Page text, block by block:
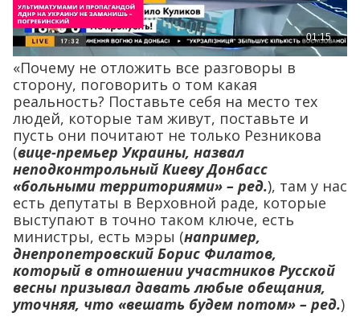
«Почему не отложить все разговоры в
сторону, поговорить о том какая
реальность? Поставьте себя на место тех
людей, которые там живут, поставьте и
пусть они почитают не только Резникова
(вице-премьер Украины, назвал
неподконтрольный Киеву Донбасс
«больными территориями» – ред.), там у нас
есть депутаты в Верховной раде, которые
выступают в точно таком ключе, есть
министры, есть мэры (например,
днепропетровский Борис Филатов,
который в отношении участников Русской
весны призывал давать любые обещания,
уточняя, что «вешать будем потом» – ред.)